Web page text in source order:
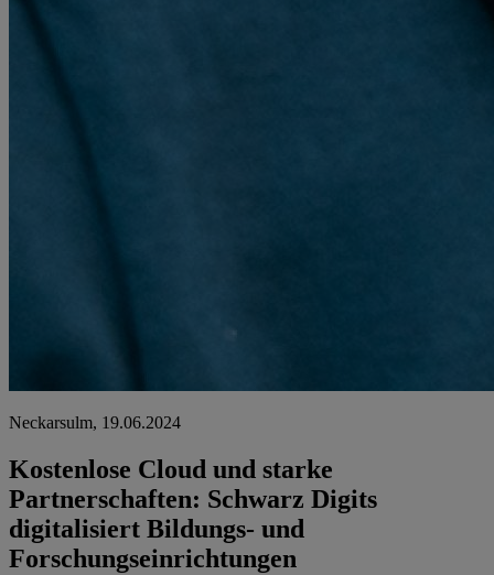
Neckarsulm, 19.06.2024
Kostenlose Cloud und starke
Partnerschaften: Schwarz Digits
digitalisiert Bildungs- und
Forschungseinrichtungen